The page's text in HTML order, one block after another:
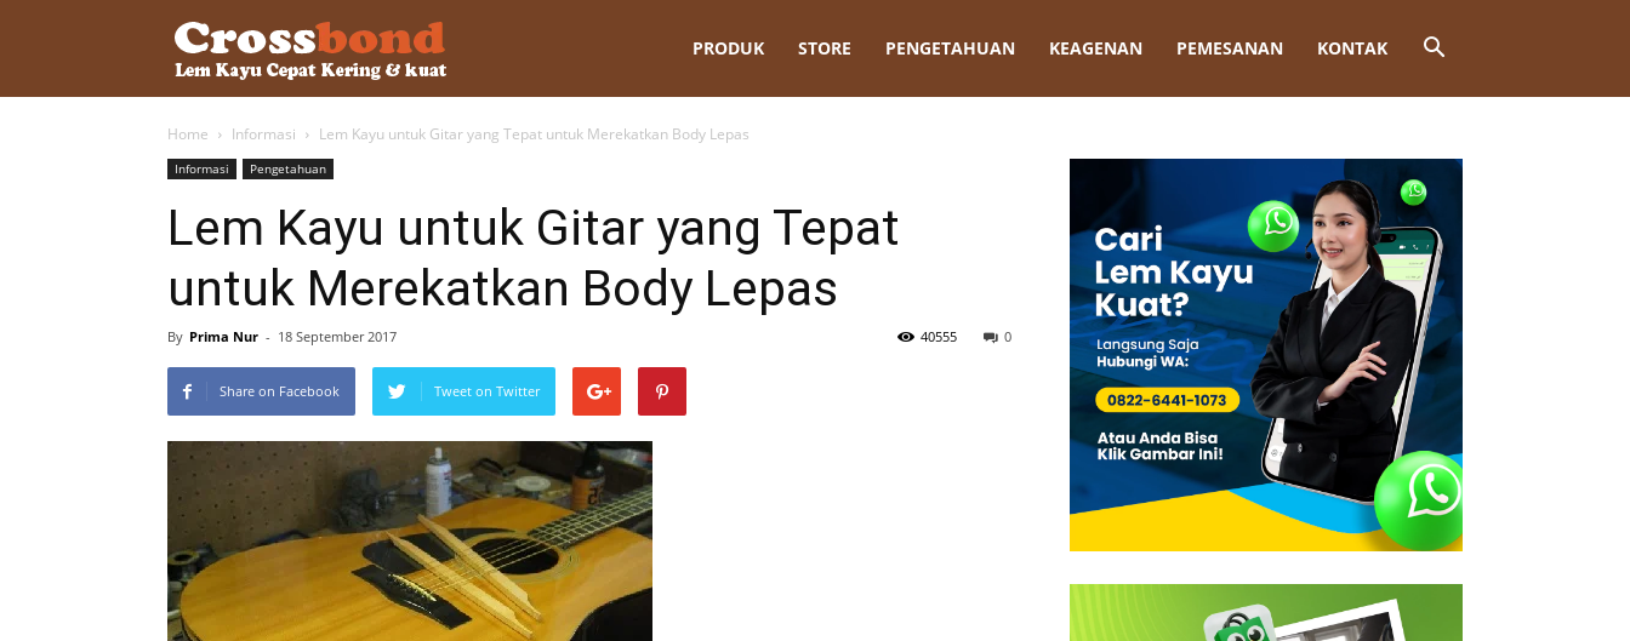
–
Lem
Kertas,
Vinyl
PRODUK STORE PENGETAHUAN KEAGENAN PEMESANAN KONTAK
Home Informasi Lem Kayu untuk Gitar yang Tepat untuk Merekatkan Body Lepas
Informasi Pengetahuan
Lem Kayu untuk Gitar yang Tepat
untuk Merekatkan Body Lepas
By Prima Nur - 18 September 2017 0
40555
Share on Facebook Tweet on Twitter